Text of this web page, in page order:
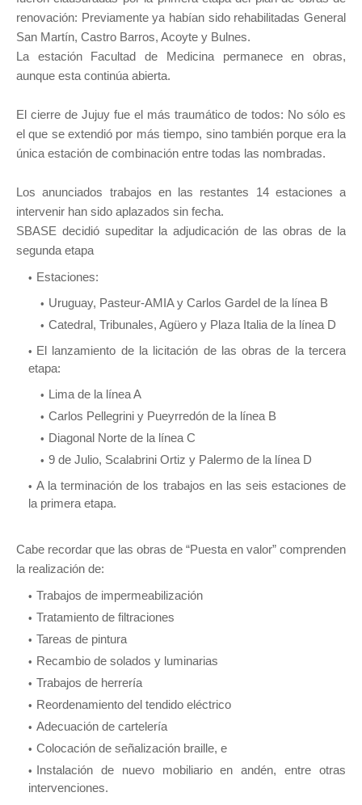
renovación: Previamente ya habían sido rehabilitadas General
San Martín, Castro Barros, Acoyte y Bulnes.
La estación Facultad de Medicina permanece en obras,
aunque esta continúa abierta.
El cierre de Jujuy fue el más traumático de todos: No sólo es
el que se extendió por más tiempo, sino también porque era la
única estación de combinación entre todas las nombradas.
Los anunciados trabajos en las restantes 14 estaciones a
intervenir han sido aplazados sin fecha.
SBASE decidió supeditar la adjudicación de las obras de la
segunda etapa
Estaciones:
Uruguay, Pasteur-AMIA y Carlos Gardel de la línea B
Catedral, Tribunales, Agüero y Plaza Italia de la línea D
El lanzamiento de la licitación de las obras de la tercera
etapa:
Lima de la línea A
Carlos Pellegrini y Pueyrredón de la línea B
Diagonal Norte de la línea C
9 de Julio, Scalabrini Ortiz y Palermo de la línea D
A la terminación de los trabajos en las seis estaciones de
la primera etapa.
Cabe recordar que las obras de “Puesta en valor” comprenden
la realización de:
Trabajos de impermeabilización
Tratamiento de filtraciones
Tareas de pintura
Recambio de solados y luminarias
Trabajos de herrería
Reordenamiento del tendido eléctrico
Adecuación de cartelería
Colocación de señalización braille, e
Instalación de nuevo mobiliario en andén, entre otras
intervenciones.